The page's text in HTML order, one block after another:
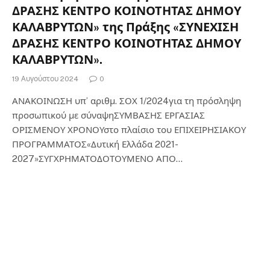
ΔΡΑΣΗΣ ΚΕΝΤΡΟ ΚΟΙΝΟΤΗΤΑΣ ΔΗΜΟΥ
ΚΑΛΑΒΡΥΤΩΝ» της Πράξης «ΣΥΝΕΧΙΣΗ
ΔΡΑΣΗΣ ΚΕΝΤΡΟ ΚΟΙΝΟΤΗΤΑΣ ΔΗΜΟΥ
ΚΑΛΑΒΡΥΤΩΝ».
19 Αυγούστου 2024 0
ΑΝΑΚΟΙΝΩΣΗ υπ’ αριθμ. ΣΟΧ 1/2024για τη πρόσληψη
προσωπικού με σύναψηΣΥΜΒΑΣΗΣ ΕΡΓΑΣΙΑΣ
ΟΡΙΣΜΕΝΟΥ ΧΡΟΝΟΥστο πλαίσιο του ΕΠΙΧΕΙΡΗΣΙΑΚΟΥ
ΠΡΟΓΡΑΜΜΑΤΟΣ«Δυτική Ελλάδα 2021-
2027»ΣΥΓΧΡΗΜΑΤΟΔΟΤΟΥΜΕΝΟ ΑΠΟ…